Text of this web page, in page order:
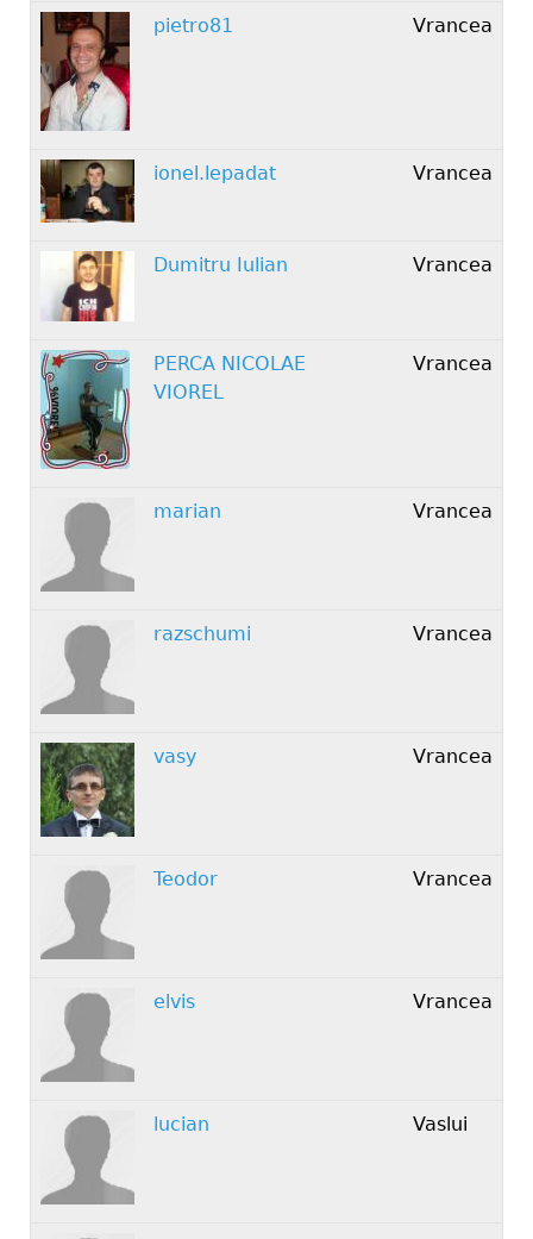
pietro81 Vrancea
ionel.lepadat Vrancea
Dumitru Iulian Vrancea
PERCA NICOLAE
VIOREL
Vrancea
marian Vrancea
razschumi Vrancea
vasy Vrancea
Teodor Vrancea
elvis Vrancea
lucian Vaslui